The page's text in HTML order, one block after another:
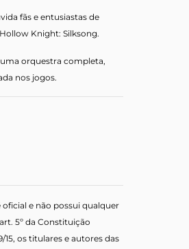
fãs e entusiastas de
Knight: Silksong.
orquestra completa,
nos jogos.
e não possui qualquer
5º da Constituição
os titulares e autores das